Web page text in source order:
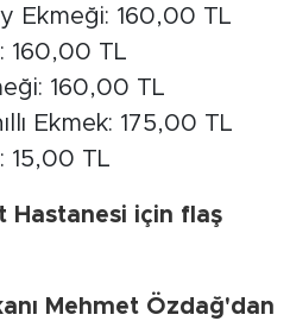
Ekmeği: 160,00 TL
160,00 TL
160,00 TL
Ekmek: 175,00 TL
15,00 TL
Hastanesi için flaş
Mehmet Özdağ'dan